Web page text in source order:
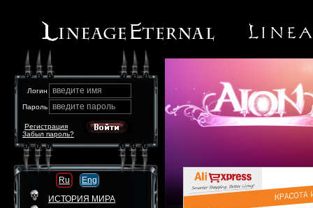
Логин введите имя
Пароль введите пароль
Забыл пароль?
Регистрация
Ru
Eng
ИСТОРИЯ МИРА